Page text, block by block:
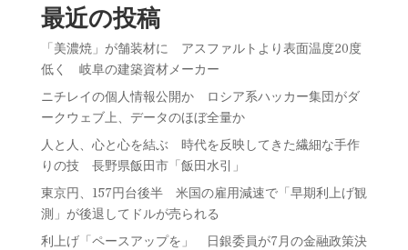
最近の投稿
「美濃焼」が舗装材に アスファルトより表面温度20度
低く 岐阜の建築資材メーカー
ニチレイの個人情報公開か ロシア系ハッカー集団がダ
ークウェブ上、データのほぼ全量か
人と人、心と心を結ぶ 時代を反映してきた繊細な手作
りの技 長野県飯田市「飯田水引」
東京円、157円台後半 米国の雇用減速で「早期利上げ観
測」が後退してドルが売られる
利上げ「ペースアップを」 日銀委員が7月の金融政策決